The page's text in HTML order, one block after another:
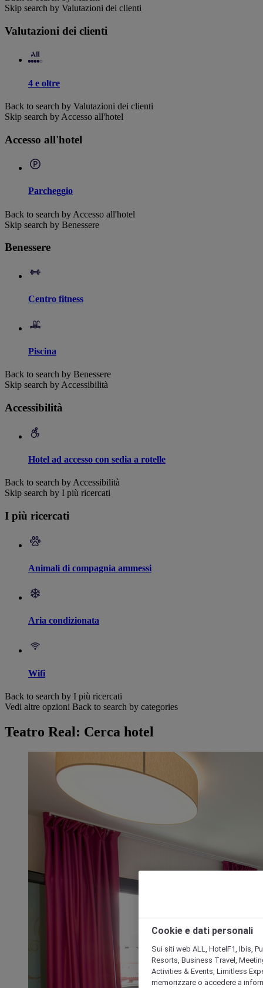
Skip search by Valutazioni dei clienti
Valutazioni dei clienti
4 e oltre
Back to search by Valutazioni dei clienti
Skip search by Accesso all'hotel
Accesso all'hotel
Parcheggio
Back to search by Accesso all'hotel
Skip search by Benessere
Benessere
Centro fitness
Piscina
Back to search by Benessere
Skip search by Accessibilità
Accessibilità
Hotel ad accesso con sedia a rotelle
Back to search by Accessibilità
Skip search by I più ricercati
I più ricercati
Animali di compagnia ammessi
Aria condizionata
Wifi
Back to search by I più ricercati
Vedi altre opzioni Back to search by categories
Teatro Real: Cerca hotel
Cookie e dati personali
Sui siti web ALL, HotelF1, Ibis,
Resorts, Business Travel,
Activities & Events, Limitless
memorizzare o accedere a